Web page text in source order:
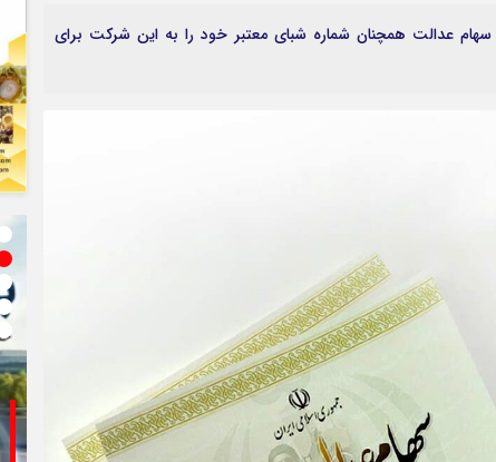
عدالت همچنان شماره شبای معتبر خود را به این شرکت برای
وام فوری بی دردسر بدون ضامن قرض الحسنه | شرایط
دریافت تسهیلات سریع و کم‌بهره | جزئیات ثبت درخواست
وام آسان